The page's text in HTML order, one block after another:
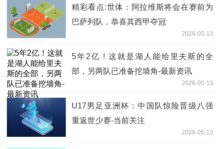
精彩看点:世体：阿拉维斯将会在赛前为
巴萨列队，恭喜其西甲夺冠
2026-05-13
5年2亿！这就是湖人能给里夫斯的全
部，另两队已准备挖墙角-最新资讯
2026-05-13
U17男足亚洲杯：中国队惊险晋级八强
重返世少赛-当前关注
2026-05-13